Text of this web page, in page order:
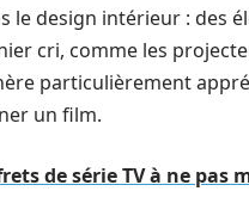
le design intérieur : des
cri, comme les
particulièrement
un film.
de série TV à ne pas